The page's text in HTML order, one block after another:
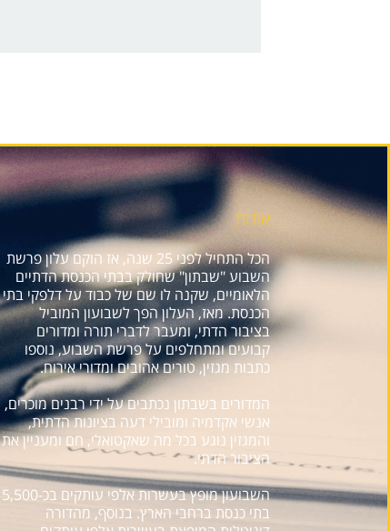
אודות
הכל התחיל לפני 25 שנה, אז הוקם עלון פרשת
השבוע "שבתון" שחולק בבתי הכנסת הדתיים
הלאומיים, שקנה לו שם של כבוד על דלפקי בתי
הכנסת. מאז, העלון הפך לשבועון המוביל
בציבור הדתי, ומעבר לדברי תורה ומדורים
קבועים ומתחלפים על פרשת השבוע, נוספו
כתבות מגזין, טורים אהובים ומדורי אירוח.
המדורים בשבתון נכתבים על ידי רבנים מוכרים,
אנשי אקדמיה ומובילי דעה בציונות הדתית,
והמגזין נוגע בכל מה שאקטואלי, חם ומעניין את
הציבור הדתי.
השבועון מופץ בעשרות אלפי עותקים בכ-5,500
בתי כנסת ברחבי הארץ. בנוסף, מהדורה